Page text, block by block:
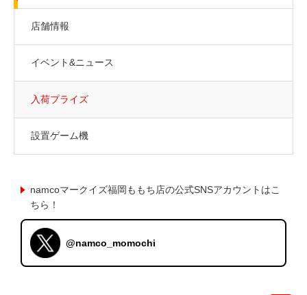
店舗情報
イベント&ニュース
入荷プライズ
設置ゲーム機
namcoマークイズ福岡ももち店の公式SNSアカウントはこ
ちら！
@namco_momochi